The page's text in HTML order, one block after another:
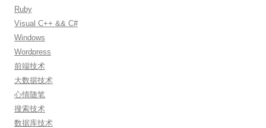
Ruby
Visual C++ && C#
Windows
Wordpress
前端技术
大数据技术
心情随笔
搜索技术
数据库技术